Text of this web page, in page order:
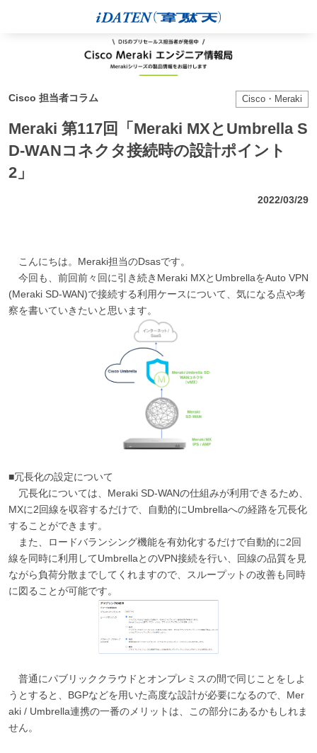
Cisco 担当者コラム Cisco・Meraki
Meraki 第117回「Meraki MXとUmbrella S
D-WANコネクタ接続時の設計ポイント
2」
2022/03/29
こんにちは。Meraki担当のDsasです。
今回も、前回前々回に引き続きMeraki MXとUmbrellaをAuto VPN
(Meraki SD-WAN)で接続する利用ケースについて、気になる点や考
察を書いていきたいと思います。
■冗長化の設定について
冗長化については、Meraki SD-WANの仕組みが利用できるため、
MXに2回線を収容するだけで、自動的にUmbrellaへの経路を冗長化
することができます。
また、ロードバランシング機能を有効化するだけで自動的に2回
線を同時に利用してUmbrellaとのVPN接続を行い、回線の品質を見
ながら負荷分散までしてくれますので、スループットの改善も同時
に図ることが可能です。
普通にパブリッククラウドとオンプレミスの間で同じことをしよ
うとすると、BGPなどを用いた高度な設計が必要になるので、Mer
aki / Umbrella連携の一番のメリットは、この部分にあるかもしれま
せん。